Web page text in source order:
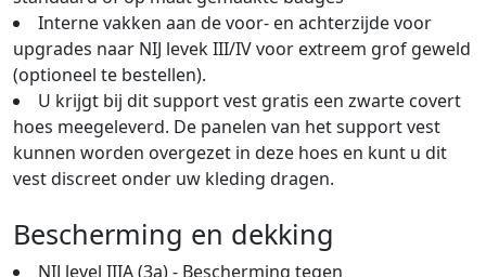
Interne vakken aan de voor- en achterzijde voor
upgrades naar NIJ levek III/IV voor extreem grof geweld
(optioneel te bestellen).
U krijgt bij dit support vest gratis een zwarte covert
hoes meegeleverd. De panelen van het support vest
kunnen worden overgezet in deze hoes en kunt u dit
vest discreet onder uw kleding dragen.
Bescherming en dekking
NIJ level IIIA (3a) - Bescherming tegen